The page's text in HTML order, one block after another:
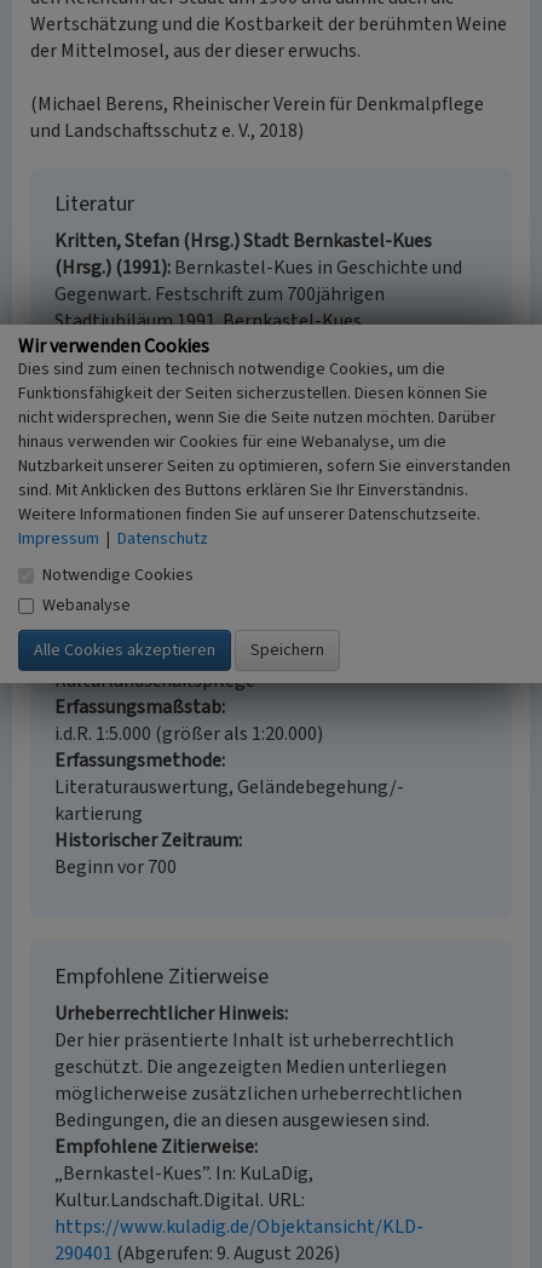
Wertschätzung und die Kostbarkeit der berühmten Weine
der Mittelmosel, aus der dieser erwuchs.
(Michael Berens, Rheinischer Verein für Denkmalpflege
und Landschaftsschutz e. V., 2018)
Literatur
Kritten, Stefan (Hrsg.) Stadt Bernkastel-Kues
(Hrsg.) (1991) Bernkastel-Kues in Geschichte und
Gegenwart. Festschrift zum 700jährigen
Stadtjubiläum 1991. Bernkastel-Kues.
Rheinischer Verein für Denkmalpflege und
Landschaftsschutz (Hrsg.) (2018) Rheinland-
Kalender 2018. Landschaft, Denkmal, Natur. Köln.
Bernkastel-Kues
Schlagwörter
Stadt (Siedlung)
Ort
54470 Bernkastel-Kues
Fachsicht(en)
Kulturlandschaftspflege
Erfassungsmaßstab
i.d.R. 1:5.000 (größer als 1:20.000)
Erfassungsmethode
Literaturauswertung, Geländebegehung/-
kartierung
Historischer Zeitraum
Beginn vor 700
Empfohlene Zitierweise
Urheberrechtlicher Hinweis
Der hier präsentierte Inhalt ist urheberrechtlich
geschützt. Die angezeigten Medien unterliegen
möglicherweise zusätzlichen urheberrechtlichen
Bedingungen, die an diesen ausgewiesen sind.
Empfohlene Zitierweise
„Bernkastel-Kues”. In: KuLaDig,
Kultur.Landschaft.Digital. URL:
https://www.kuladig.de/Objektansicht/KLD-
290401 (Abgerufen: 9. August 2026)
Wir verwenden Cookies
Dies sind zum einen technisch notwendige Cookies, um die
Funktionsfähigkeit der Seiten sicherzustellen. Diesen können Sie
nicht widersprechen, wenn Sie die Seite nutzen möchten. Darüber
hinaus verwenden wir Cookies für eine Webanalyse, um die
Nutzbarkeit unserer Seiten zu optimieren, sofern Sie einverstanden
sind. Mit Anklicken des Buttons erklären Sie Ihr Einverständnis.
Weitere Informationen finden Sie auf unserer Datenschutzseite.
Impressum | Datenschutz
Notwendige Cookies
Webanalyse